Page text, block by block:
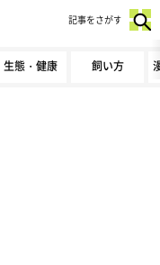
生態・健康 飼い方
記事をさがす